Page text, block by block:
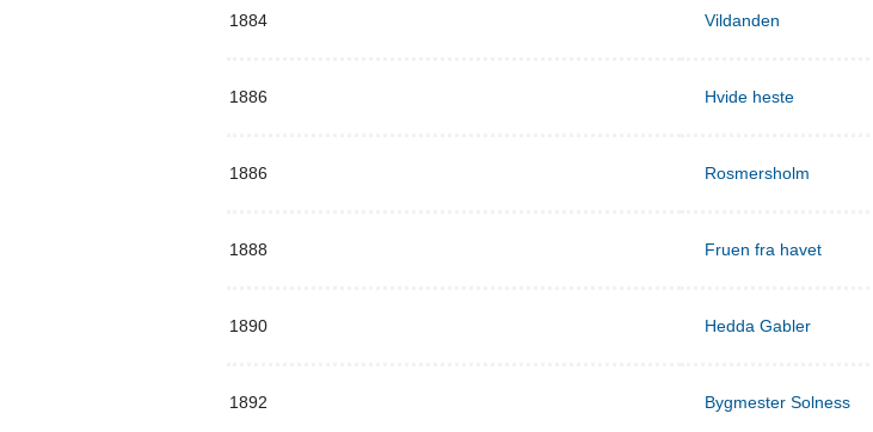
1884 Vildanden
1886 Hvide heste
1886 Rosmersholm
1888 Fruen fra havet
1890 Hedda Gabler
1892 Bygmester Solness